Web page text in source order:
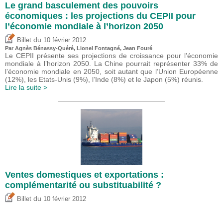
Le grand basculement des pouvoirs
économiques : les projections du CEPII pour
l’économie mondiale à l’horizon 2050
Billet du 10 février 2012
Par Agnès Bénassy-Quéré, Lionel Fontagné, Jean Fouré
Le CEPII présente ses projections de croissance pour l’économie
mondiale à l’horizon 2050. La Chine pourrait représenter 33% de
l’économie mondiale en 2050, soit autant que l’Union Européenne
(12%), les Etats-Unis (9%), l’Inde (8%) et le Japon (5%) réunis.
Lire la suite >
Ventes domestiques et exportations :
complémentarité ou substituabilité ?
Billet du 10 février 2012